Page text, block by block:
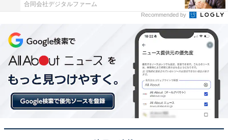
合同会社デジタルファーム
Recommended by